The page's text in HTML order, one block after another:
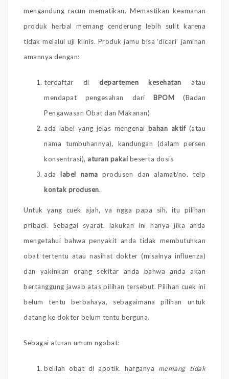
mengandung racun mematikan. Memastikan keamanan
produk herbal memang cenderung lebih sulit karena
tidak melalui uji klinis. Produk jamu bisa ‘dicari’ jaminan
amannya dengan:
terdaftar di departemen kesehatan atau
mendapat pengesahan dari BPOM (Badan
Pengawasan Obat dan Makanan)
ada label yang jelas mengenai bahan aktif(atau
nama tumbuhannya), kandungan (dalam persen
konsentrasi), aturan pakai beserta dosis
ada label nama produsen dan alamat/no. telp
kontak produsen.
Untuk yang cuek ajah, ya ngga papa sih, itu pilihan
pribadi. Sebagai syarat, lakukan ini hanya jika anda
mengetahui bahwa penyakit anda tidak membutuhkan
obat tertentu atau nasihat dokter (misalnya influenza)
dan yakinkan orang sekitar anda bahwa anda akan
bertanggung jawab atas pilihan tersebut. Pilihan cuek ini
belum tentu berbahaya, sebagaimana pilihan untuk
datang ke dokter belum tentu berguna.
Sebagai aturan umum ngobat:
belilah obat di apotik. harganya memang tidak